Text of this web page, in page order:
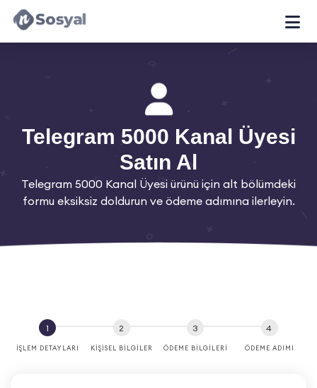
Telegram 5000 Kanal Üyesi
Satın Al
Telegram 5000 Kanal Üyesi ürünü için alt bölümdeki
formu eksiksiz doldurun ve ödeme adımına ilerleyin.
İŞLEM DETAYLARI KIŞISEL BILGILER ÖDEME BILGILERI ÖDEME ADIMI